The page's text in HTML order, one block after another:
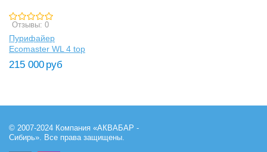
Отзывы: 0
Пурифайер
Ecomaster WL 4 top
215 000 руб
© 2007-2024 Компания «АКВАБАР -
Сибирь». Все права защищены.